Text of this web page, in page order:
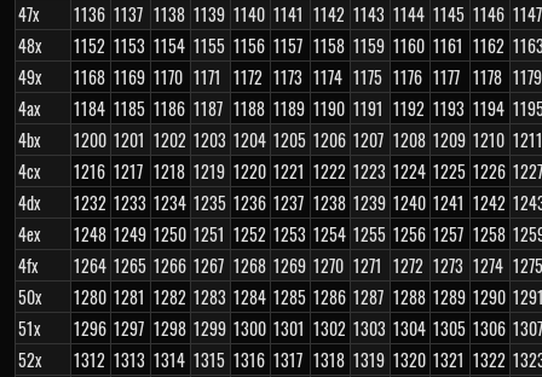
47x
1136 1137 1138 1139 1140 1141 1142 1143 1144 1145 1146 1147
48x
1152 1153 1154 1155 1156 1157 1158 1159 1160 1161 1162
49x
1168 1169 1170 1171 1172 1173 1174 1175 1176 1177 1178 1179
4ax
1184 1185 1186 1187 1188 1189 1190 1191 1192 1193 1194
4bx
1200 1201 1202 1203 1204 1205 1206 1207 1208 1209 1210 1211
4cx
1216 1217 1218 1219 1220 1221 1222 1223 1224 1225 1226 1227
4dx
1232 1233 1234 1235 1236 1237 1238 1239 1240 1241 1242
4ex
1248 1249 1250 1251 1252 1253 1254 1255 1256 1257 1258
4fx
1264 1265 1266 1267 1268 1269 1270 1271 1272 1273 1274 1275
50x
1280 1281 1282 1283 1284 1285 1286 1287 1288 1289 1290
51x
1296 1297 1298 1299 1300 1301 1302 1303 1304 1305 1306 1307
52x
1312 1313 1314 1315 1316 1317 1318 1319 1320 1321 1322